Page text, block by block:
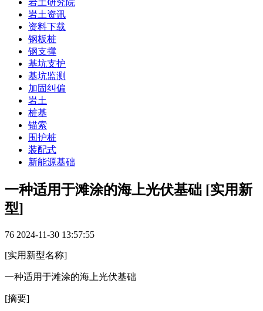
岩土研究院
岩土资讯
资料下载
钢板桩
钢支撑
基坑支护
基坑监测
加固纠偏
岩土
桩基
锚索
围护桩
装配式
新能源基础
一种适用于滩涂的海上光伏基础 [实用新
型]
76 2024-11-30 13:57:55
[实用新型名称]
一种适用于滩涂的海上光伏基础
[摘要]